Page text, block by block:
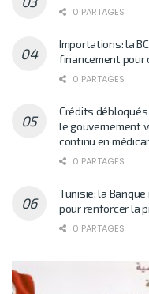
0 PARTAGES
Importations: la
financement pour
0 PARTAGES
Crédits
le gouvernement
continu en
0 PARTAGES
Tunisie: la
pour renforcer la
0 PARTAGES